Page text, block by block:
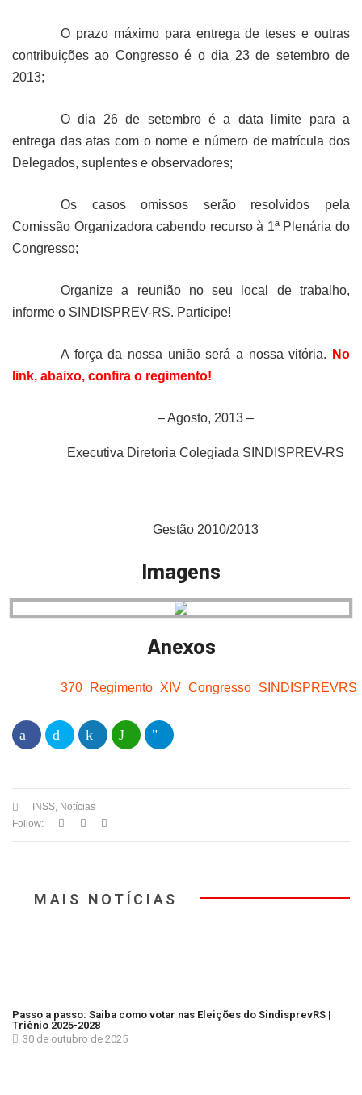
O prazo máximo para entrega de teses e outras
contribuições ao Congresso é o dia 23 de setembro de
2013;
O dia 26 de setembro é a data limite para a
entrega das atas com o nome e número de matrícula dos
Delegados, suplentes e observadores;
Os casos omissos serão resolvidos pela
Comissão Organizadora cabendo recurso à 1ª Plenária do
Congresso;
Organize a reunião no seu local de trabalho,
informe o SINDISPREV-RS. Participe!
A força da nossa união será a nossa vitória.
No
link, abaixo, confira o regimento!
– Agosto, 2013 –
Executiva Diretoria Colegiada SINDISPREV-RS
Gestão 2010/2013
Imagens
Anexos
INSS Notícias
Follow:
MAIS NOTÍCIAS
Passo a passo: Saiba como votar nas Eleições do SindisprevRS |
Triênio 2025-2028
30 de outubro de 2025